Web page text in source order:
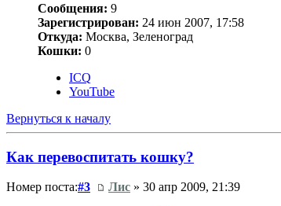
Сообщения: 9
Зарегистрирован: 24 июн 2007, 17:58
Откуда: Москва, Зеленоград
Кошки: 0
ICQ
YouTube
Вернуться к началу
Как перевоспитать кошку?
Номер поста:#3 Лис » 30 апр 2009, 21:39